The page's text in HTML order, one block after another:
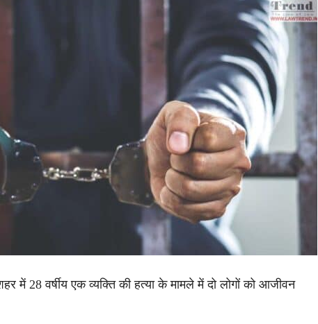
में 28 वर्षीय एक व्यक्ति की हत्या के मामले में दो लोगों को आजीवन